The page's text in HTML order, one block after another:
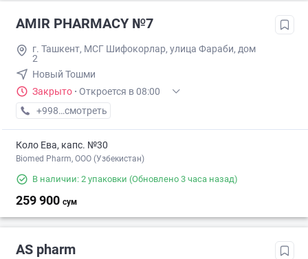
AMIR PHARMACY №7
г. Ташкент, МСГ Шифокорлар, улица Фараби, дом
2
Новый Тошми
Закрыто · Откроется в 08:00
+998 (77) XXX-XX-XX
смотреть
Коло Ева, капс. №30
Biomed Pharm, OOO (Узбекистан)
В наличии: 2 упаковки (Обновлено 3 часа назад)
259 900 сум
AS pharm